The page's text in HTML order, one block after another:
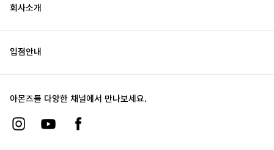
회사소개
입점안내
아몬즈를 다양한 채널에서 만나보세요.